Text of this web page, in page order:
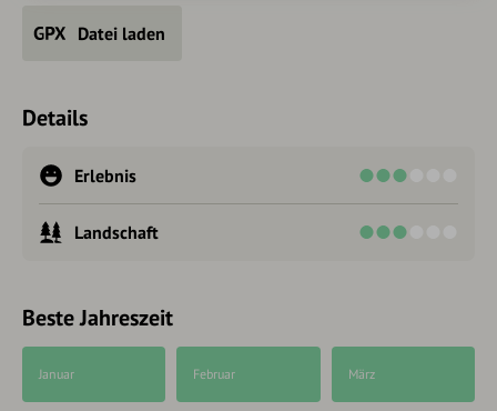
Datei laden
Details
Erlebnis
Landschaft
Beste Jahreszeit
Januar Februar März